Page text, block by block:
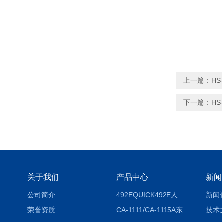
上一篇：
下一篇：
关于我们
公司简介
荣誉资质
产品中心
CA-1111/CA-1115A东京理化EYELA CA-1111/CA-1115A冷却水循环装置
新
新闻
技术